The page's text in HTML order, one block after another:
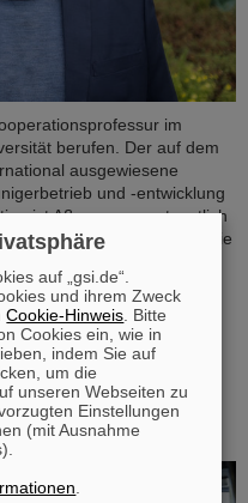
im
berufen. Der auf dem
ausgewiesene
und -entwicklung
ist Aßmann verantwortlich
und für die
derzeit im Bau
FAIR.…
von zwei
Verfahren im
auf „gsi.de“.
und ihrem Zweck
Cookie-Hinweis . Bitte
Cookies ein, wie in
indem Sie auf
um die
unseren Webseiten zu
Einstellungen
(mit Ausnahme